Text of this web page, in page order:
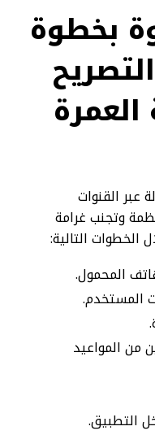
بخطوة
عبر القنوات
وتجنب غرامة
الخطوات التالية:
المحمول.
المستخدم.
من المواعيد
التطبيق.